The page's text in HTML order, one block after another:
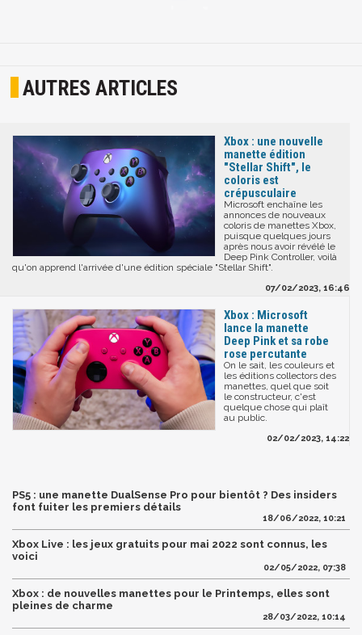
AUTRES ARTICLES
Xbox : une nouvelle
manette édition
"Stellar Shift", le
coloris est
crépusculaire
Microsoft enchaîne les
annonces de nouveaux
coloris de manettes Xbox,
puisque quelques jours
après nous avoir révélé le
Deep Pink Controller, voilà
qu'on apprend l'arrivée d'une édition spéciale "Stellar Shift".
07/02/2023, 16:46
Xbox : Microsoft
lance la manette
Deep Pink et sa robe
rose percutante
On le sait, les couleurs et
les éditions collectors des
manettes, quel que soit
le constructeur, c'est
quelque chose qui plaît
au public.
02/02/2023, 14:22
PS5 : une manette DualSense Pro pour bientôt ? Des insiders
font fuiter les premiers détails
18/06/2022, 10:21
Xbox Live : les jeux gratuits pour mai 2022 sont connus, les
voici
02/05/2022, 07:38
Xbox : de nouvelles manettes pour le Printemps, elles sont
pleines de charme
28/03/2022, 10:14